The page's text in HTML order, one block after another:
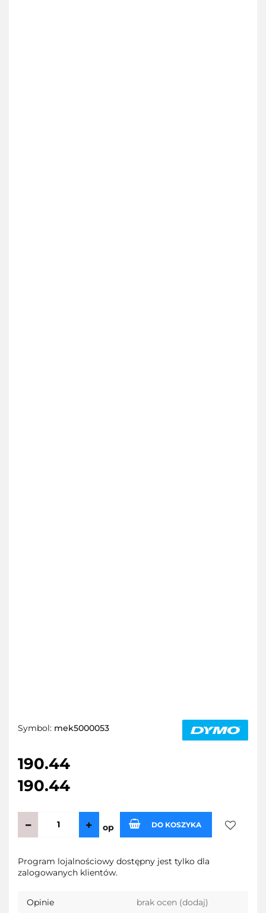
Symbol: mek5000053
190.44
190.44
op DO KOSZYKA
Program lojalnościowy dostępny jest tylko dla
zalogowanych klientów.
Opinie brak ocen (dodaj)